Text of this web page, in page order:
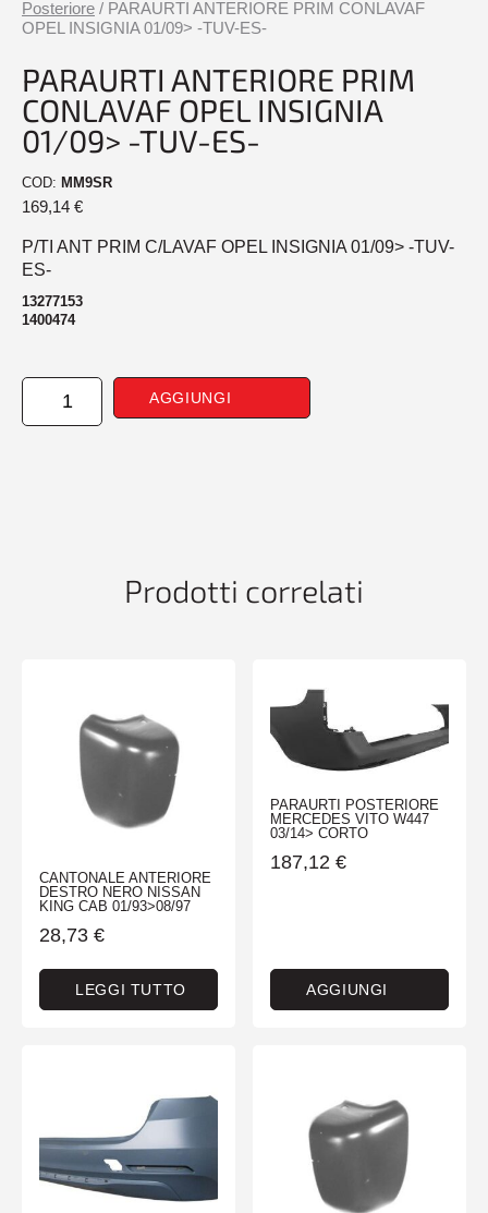
Posteriore / PARAURTI ANTERIORE PRIM CONLAVAF
OPEL INSIGNIA 01/09> -TUV-ES-
PARAURTI ANTERIORE PRIM
CONLAVAF OPEL INSIGNIA
01/09> -TUV-ES-
COD: MM9SR
169,14 €
P/TI ANT PRIM C/LAVAF OPEL INSIGNIA 01/09> -TUV-
ES-
13277153
1400474
PARAURTI
ANTERIORE
AGGIUNGI
Prodotti correlati
CANTONALE ANTERIORE
DESTRO NERO NISSAN
KING CAB 01/93>08/97
28,73 €
LEGGI TUTTO
PARAURTI POSTERIORE
MERCEDES VITO W447
03/14> CORTO
187,12 €
AGGIUNGI